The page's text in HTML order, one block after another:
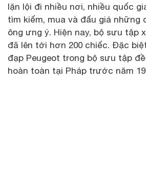
lặn lội đi nhiều nơi, nhiều quốc
tìm kiếm, mua và đấu giá những
ông ưng ý. Hiện nay, bộ sưu tập
đã lên tới hơn 200 chiếc. Đặc
đạp Peugeot trong bộ sưu tập
hoàn toàn tại Pháp trước năm